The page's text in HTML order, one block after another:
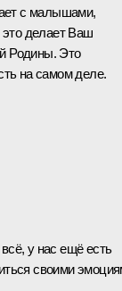
с малышами,
это делает Ваш
Родины. Это
на самом деле.
у нас ещё есть
своими